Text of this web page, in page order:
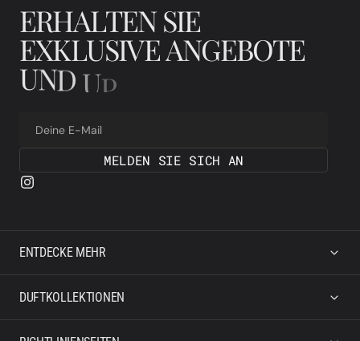
ERHALTENSIE
EXKLUSIVEANGEBOTE
UNDUPD
Deine E-Mail
MELDEN SIE SICH AN
ENTDECKE MEHR
DUFTKOLLEKTIONEN